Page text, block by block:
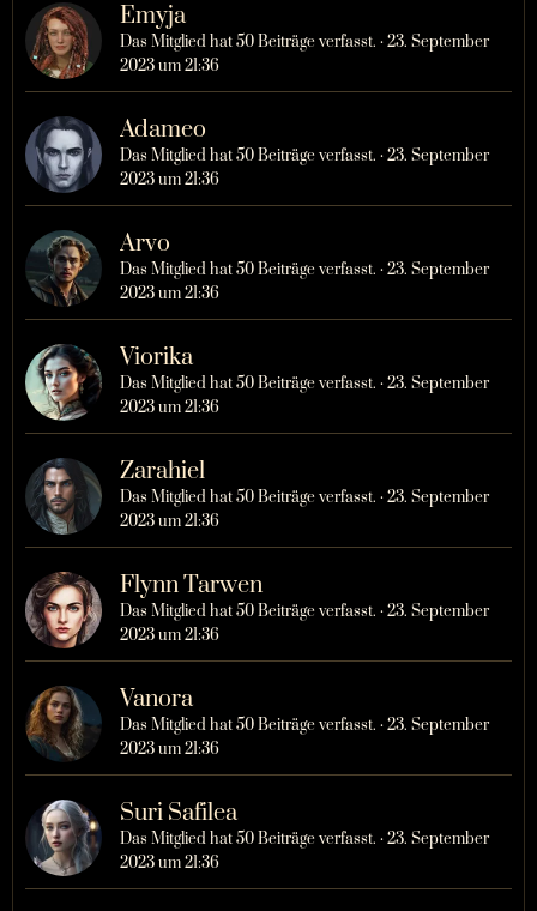
Emyja
Das Mitglied hat 50 Beiträge verfasst.
23. September
2023 um 21:36
Adameo
Das Mitglied hat 50 Beiträge verfasst.
23. September
2023 um 21:36
Arvo
Das Mitglied hat 50 Beiträge verfasst.
23. September
2023 um 21:36
Viorika
Das Mitglied hat 50 Beiträge verfasst.
23. September
2023 um 21:36
Zarahiel
Das Mitglied hat 50 Beiträge verfasst.
23. September
2023 um 21:36
Flynn Tarwen
Das Mitglied hat 50 Beiträge verfasst.
23. September
2023 um 21:36
Vanora
Das Mitglied hat 50 Beiträge verfasst.
23. September
2023 um 21:36
Suri Safilea
Das Mitglied hat 50 Beiträge verfasst.
23. September
2023 um 21:36